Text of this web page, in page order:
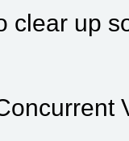
clear up